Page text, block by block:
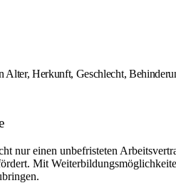
Herkunft, Geschlecht,
nur einen unbefristeten
Mit